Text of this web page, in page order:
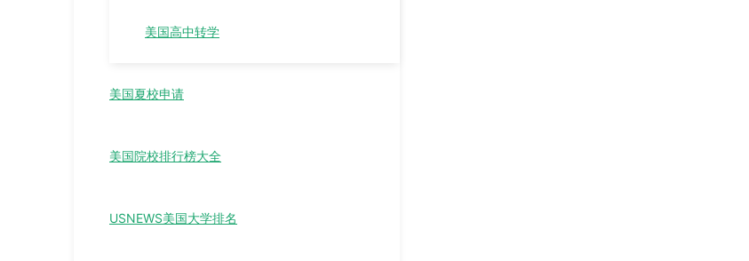
美国高中转学
美国夏校申请
美国院校排行榜大全
USNEWS美国大学排名